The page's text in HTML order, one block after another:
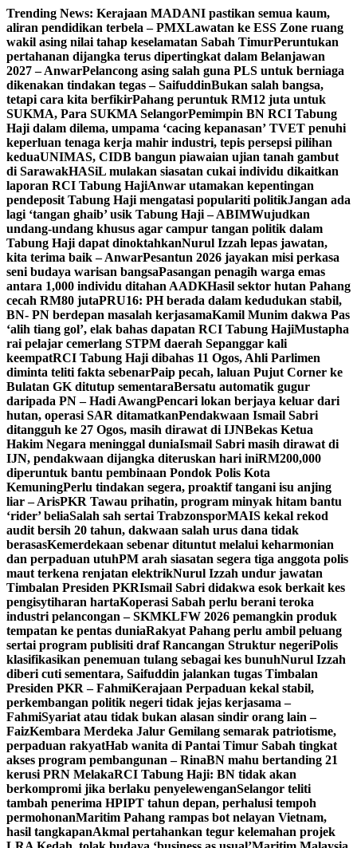
Skip
to
content
Trending News: Kerajaan MADANI pastikan semua kaum,
aliran pendidikan terbela – PMXLawatan ke ESS Zone ruang
wakil asing nilai tahap keselamatan Sabah TimurPeruntukan
pertahanan dijangka terus dipertingkat dalam Belanjawan
2027 – AnwarPelancong asing salah guna PLS untuk berniaga
dikenakan tindakan tegas – SaifuddinBukan salah bangsa,
tetapi cara kita berfikirPahang peruntuk RM12 juta untuk
SUKMA, Para SUKMA SelangorPemimpin BN RCI Tabung
Haji dalam dilema, umpama ‘cacing kepanasan’ TVET penuhi
keperluan tenaga kerja mahir industri, tepis persepsi pilihan
keduaUNIMAS, CIDB bangun piawaian ujian tanah gambut
di SarawakHASiL mulakan siasatan cukai individu dikaitkan
laporan RCI Tabung HajiAnwar utamakan kepentingan
pendeposit Tabung Haji mengatasi populariti politikJangan ada
lagi ‘tangan ghaib’ usik Tabung Haji – ABIMWujudkan
undang-undang khusus agar campur tangan politik dalam
Tabung Haji dapat dinoktahkanNurul Izzah lepas jawatan,
kita terima baik – AnwarPesantun 2026 jayakan misi perkasa
seni budaya warisan bangsaPasangan penagih warga emas
antara 1,000 individu ditahan AADKHasil sektor hutan Pahang
cecah RM80 jutaPRU16: PH berada dalam kedudukan stabil,
BN- PN berdepan masalah kerjasamaKamil Munim dakwa Pas
‘alih tiang gol’, elak bahas dapatan RCI Tabung HajiMustapha
rai pelajar cemerlang STPM daerah Sepanggar kali
keempatRCI Tabung Haji dibahas 11 Ogos, Ahli Parlimen
diminta teliti fakta sebenarPaip pecah, laluan Pujut Corner ke
Bulatan GK ditutup sementaraBersatu automatik gugur
daripada PN – Hadi AwangPencari lokan berjaya keluar dari
hutan, operasi SAR ditamatkanPendakwaan Ismail Sabri
ditangguh ke 27 Ogos, masih dirawat di IJNBekas Ketua
Hakim Negara meninggal duniaIsmail Sabri masih dirawat di
IJN, pendakwaan dijangka diteruskan hari iniRM200,000
diperuntuk bantu pembinaan Pondok Polis Kota
KemuningPerlu tindakan segera, proaktif tangani isu anjing
liar – ArisPKR Tawau prihatin, program minyak hitam bantu
‘rider’ beliaSalah sah sertai TrabzonsporMAIS kekal rekod
audit bersih 20 tahun, dakwaan salah urus dana tidak
berasasKemerdekaan sebenar dituntut melalui keharmonian
dan perpaduan utuhPM arah siasatan segera tiga anggota polis
maut terkena renjatan elektrikNurul Izzah undur jawatan
Timbalan Presiden PKRIsmail Sabri didakwa esok berkait kes
pengisytiharan hartaKoperasi Sabah perlu berani teroka
industri pelancongan – SKMKLFW 2026 pemangkin produk
tempatan ke pentas duniaRakyat Pahang perlu ambil peluang
sertai program publisiti draf Rancangan Struktur negeriPolis
klasifikasikan penemuan tulang sebagai kes bunuhNurul Izzah
diberi cuti sementara, Saifuddin jalankan tugas Timbalan
Presiden PKR – FahmiKerajaan Perpaduan kekal stabil,
perkembangan politik negeri tidak jejas kerjasama –
FahmiSyariat atau tidak bukan alasan sindir orang lain –
FaizKembara Merdeka Jalur Gemilang semarak patriotisme,
perpaduan rakyatHab wanita di Pantai Timur Sabah tingkat
akses program pembangunan – RinaBN mahu bertanding 21
kerusi PRN MelakaRCI Tabung Haji: BN tidak akan
berkompromi jika berlaku penyelewenganSelangor teliti
tambah penerima HPIPT tahun depan, perhalusi tempoh
permohonanMaritim Pahang rampas bot nelayan Vietnam,
hasil tangkapanAkmal pertahankan tegur kelemahan projek